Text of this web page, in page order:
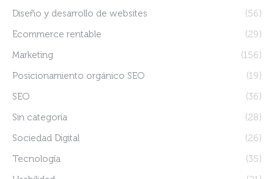
Diseño y desarrollo de websites
(56)
Ecommerce rentable
(29)
Marketing
(156)
Posicionamiento orgánico SEO
(19)
SEO
(36)
Sin categoría
(28)
Sociedad Digital
(26)
Tecnología
(35)